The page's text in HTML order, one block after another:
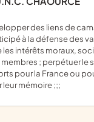
à la défense des
intérêts moraux,
; perpétuer le
pour la France ou
leur mémoire ;;;